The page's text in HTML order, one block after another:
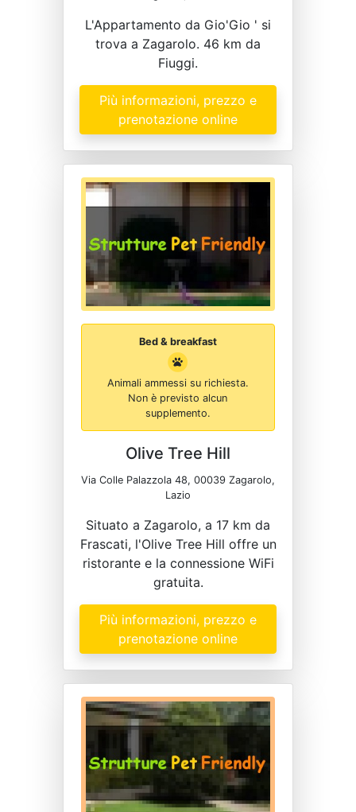
L'Appartamento da Gio'Gio ' si
trova a Zagarolo. 46 km da
Fiuggi.
Più informazioni, prezzo e
prenotazione online
Bed & breakfast
Animali ammessi su richiesta.
Non è previsto alcun
supplemento.
Olive Tree Hill
Via Colle Palazzola 48, 00039 Zagarolo,
Lazio
Situato a Zagarolo, a 17 km da
Frascati, l'Olive Tree Hill offre un
ristorante e la connessione WiFi
gratuita.
Più informazioni, prezzo e
prenotazione online